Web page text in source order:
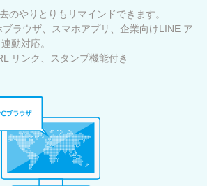
のやりとりもリマインドできます。
ラウザ、スマホアプリ、企業向けLINE ア
動対応。
リンク、スタンプ機能付き